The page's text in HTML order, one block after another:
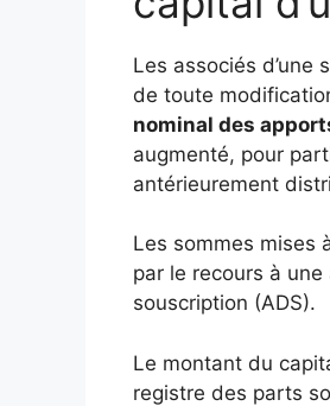
Les associés d’une
de toute
nominal des
augmenté, pour
antérieurement
Les sommes mises
par le recours à
souscription (ADS).
Le montant du
registre des parts